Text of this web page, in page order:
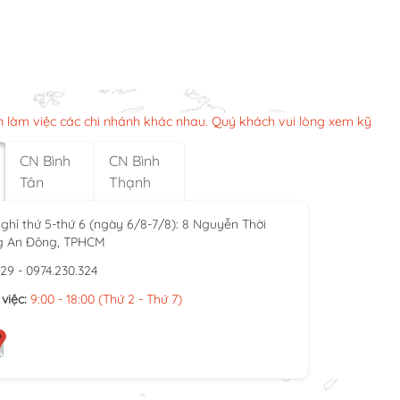
làm việc các chi nhánh khác nhau. Quý khách vui lòng xem kỹ
CN Bình
Tân
CN Bình
Thạnh
thứ 5-thứ 6 (ngày 6/8-7/8): 8 Nguyễn Thời
An Đông, TPHCM
- 0974.230.324
9:00 - 18:00 (Thứ 2 - Thứ 7)